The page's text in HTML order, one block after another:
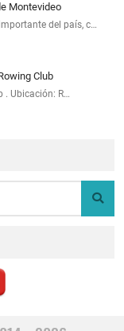
Montevideo
del país, c…
Club
. Ubicación: R…